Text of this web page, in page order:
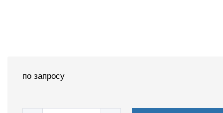
по запросу